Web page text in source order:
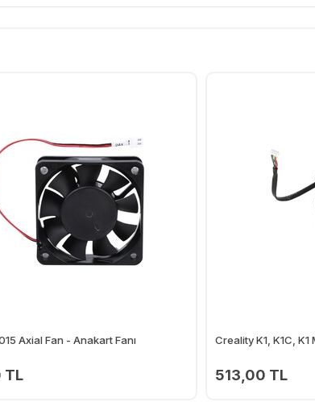
Axial Fan - Anakart Fanı
TL
Creality K1, K1C,
513,00 TL